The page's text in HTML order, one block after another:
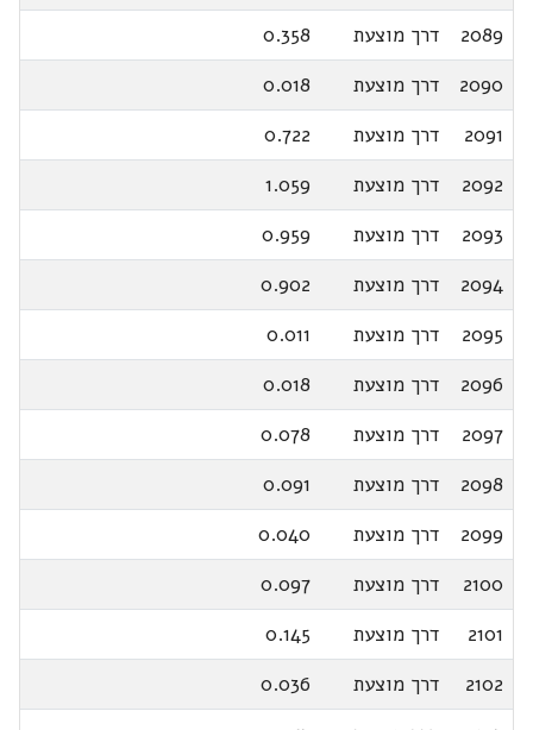
2089
דרך מוצעת
0.358
2090
דרך מוצעת
0.018
2091
דרך מוצעת
0.722
2092
דרך מוצעת
1.059
2093
דרך מוצעת
0.959
2094
דרך מוצעת
0.902
2095
דרך מוצעת
0.011
2096
דרך מוצעת
0.018
2097
דרך מוצעת
0.078
2098
דרך מוצעת
0.091
2099
דרך מוצעת
0.040
2100
דרך מוצעת
0.097
2101
דרך מוצעת
0.145
2102
דרך מוצעת
0.036